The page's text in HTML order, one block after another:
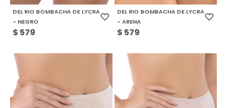
DEL RIO BOMBACHA DE LYCRA
- NEGRO
$ 579
DEL RIO BOMBACHA DE LYCRA
- ARENA
$ 579